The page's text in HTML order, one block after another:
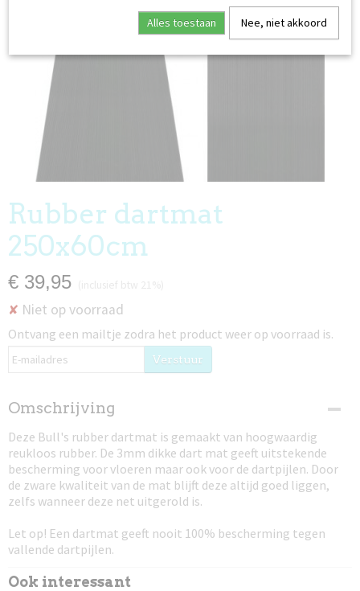
Rubber dartmat
250x60cm
€ 39,95
✘ Niet op voorraad
Ontvang een mailtje zodra het product weer op voorraad is.
Verstuur
Omschrijving
Deze Bull's rubber dartmat is gemaakt van hoogwaardig
reukloos rubber. De 3mm dikke dart mat geeft uitstekende
bescherming voor vloeren maar ook voor de dartpijlen. Door
de zware kwaliteit van de mat blijft deze altijd goed liggen,
zelfs wanneer deze net uitgerold is.
Let op! Een dartmat geeft nooit 100% bescherming tegen
vallende dartpijlen.
Ook interessant
Alles toestaan Nee, niet akkoord